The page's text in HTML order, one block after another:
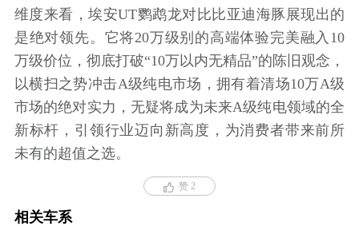
维度来看，埃安UT鹦鹉龙对比比亚迪海豚展现出的
是绝对领先。它将20万级别的高端体验完美融入10
万级价位，彻底打破“10万以内无精品”的陈旧观念，
以横扫之势冲击A级纯电市场，拥有着清场10万A级
市场的绝对实力，无疑将成为未来A级纯电领域的全
新标杆，引领行业迈向新高度，为消费者带来前所
未有的超值之选。
赞 2
相关车系